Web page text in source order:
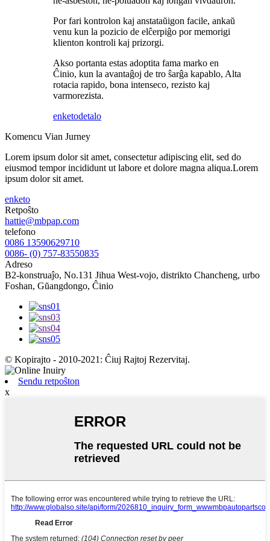
Por fari kontrolon kaj anstataŭigon facile, ankaŭ
venu kun la pozicio de elĉerpiĝo por memorigi
klienton kontroli kaj prizorgi.
Akso portanta estas adoptita fama marko en
Ĉinio, kun la avantaĝoj de tro ŝarĝa kapablo, Alta
rotacia rapido, bona intenseco, rezisto kaj
varmorezista.
enketodetalo
Komencu Vian Jurney
Lorem ipsum dolor sit amet, consectetur adipiscing elit, sed do
eiusmod tempor incididunt ut labore et dolore magna aliqua.Lorem
ipsum dolor sit amet.
enketo
Retpoŝto
hattie@mbpap.com
telefono
0086 13590629710
0086- (0) 757-83550835
Adreso
B2-konstruaĵo, No.131 Jihua West-vojo, distrikto Chancheng, urbo
Foshan, Gŭangdongo, Ĉinio
© Kopirajto - 2010-2021: Ĉiuj Rajtoj Rezervitaj.
Sendu retpoŝton
x